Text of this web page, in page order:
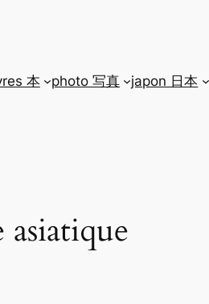
本 photo 写真 japon 日本